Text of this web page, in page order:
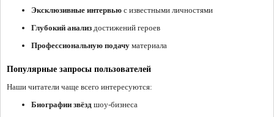
Эксклюзивные интервью с известными личностями
Глубокий анализ достижений героев
Профессиональную подачу материала
Популярные запросы пользователей
Наши читатели чаще всего интересуются:
Биографии звёзд шоу-бизнеса